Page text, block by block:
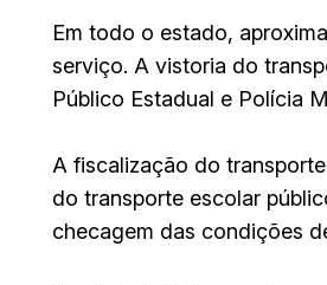
Em todo o estado,
serviço. A vistoria do
Público Estadual e Polícia
A fiscalização do
do transporte escolar
checagem das condições